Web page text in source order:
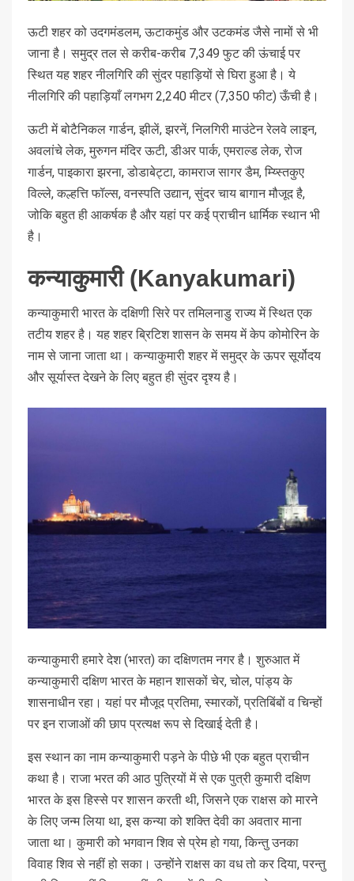
ऊटी शहर को उदगमंडलम, ऊटाकमुंड और उटकमंड जैसे नामों से भी
जाना है। समुद्र तल से करीब-करीब 7,349 फुट की ऊंचाई पर
स्थित यह शहर नीलगिरि की सुंदर पहाड़ियों से घिरा हुआ है। ये
नीलगिरि की पहाड़ियाँ लगभग 2,240 मीटर (7,350 फीट) ऊँची है।
ऊटी में बोटैनिकल गार्डन, झीलें, झरनें, निलगिरी माउंटेन रेलवे लाइन,
अवलांचे लेक, मुरुगन मंदिर ऊटी, डीअर पार्क, एमराल्ड लेक, रोज
गार्डन, पाइकारा झरना, डोडाबेट्टा, कामराज सागर डैम, म्य्स्तिकुए
विल्ले, कल्हत्ति फॉल्स, वनस्पति उद्यान, सुंदर चाय बागान मौजूद है,
जोकि बहुत ही आकर्षक है और यहां पर कई प्राचीन धार्मिक स्थान भी
है।
कन्याकुमारी (Kanyakumari)
कन्याकुमारी भारत के दक्षिणी सिरे पर तमिलनाडु राज्य में स्थित एक
तटीय शहर है। यह शहर ब्रिटिश शासन के समय में केप कोमोरिन के
नाम से जाना जाता था। कन्याकुमारी शहर में समुद्र के ऊपर सूर्योदय
और सूर्यास्त देखने के लिए बहुत ही सुंदर दृश्य है।
कन्याकुमारी हमारे देश (भारत) का दक्षिणतम नगर है। शुरुआत में
कन्याकुमारी दक्षिण भारत के महान शासकों चेर, चोल, पांड्य के
शासनाधीन रहा। यहां पर मौजूद प्रतिमा, स्मारकों, प्रतिबिंबों व चिन्हों
पर इन राजाओं की छाप प्रत्यक्ष रूप से दिखाई देती है।
इस स्थान का नाम कन्याकुमारी पड़ने के पीछे भी एक बहुत प्राचीन
कथा है। राजा भरत की आठ पुत्रियों में से एक पुत्री कुमारी दक्षिण
भारत के इस हिस्से पर शासन करती थी, जिसने एक राक्षस को मारने
के लिए जन्म लिया था, इस कन्या को शक्ति देवी का अवतार माना
जाता था। कुमारी को भगवान शिव से प्रेम हो गया, किन्तु उनका
विवाह शिव से नहीं हो सका। उन्होंने राक्षस का वध तो कर दिया, परन्तु